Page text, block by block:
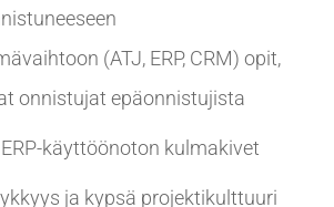
(ATJ, ERP, CRM) opit,
onnistujat epäonnistujista
käyttöönoton kulmakivet
ja kypsä projektikulttuuri